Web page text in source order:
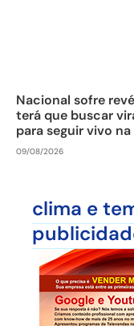
Nacional sofre
terá que buscar
para seguir vivo na
09/08/2026
clima e